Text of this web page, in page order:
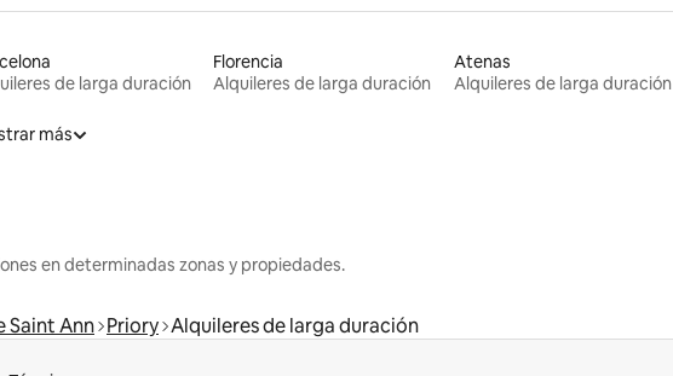
de larga duración
Florencia
Alquileres de larga duración
Atenas
Alquileres de larga duración
más
en determinadas zonas y propiedades.
Saint Ann Priory Alquileres de larga duración